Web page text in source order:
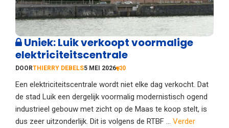
Uniek: Luik verkoopt voormalige
elektriciteitscentrale
DOORTHIERRY DEBELS5 MEI 2026 0
Een elektriciteitscentrale wordt niet elke dag verkocht. Dat
de stad Luik een dergelijk voormalig modernistisch ogend
industrieel gebouw met zicht op de Maas te koop stelt, is
dus zeer uitzonderlijk. Dit is volgens de RTBF ... Verder